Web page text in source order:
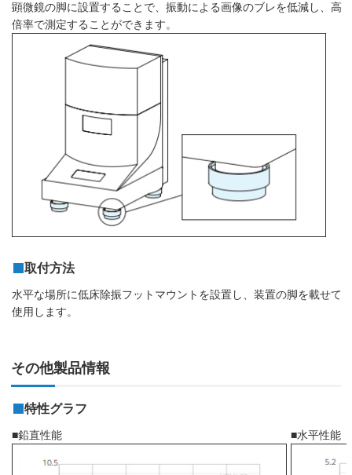
顕微鏡の脚に設置することで、振動による画像のブレを低減し、高
倍率で測定することができます。
取付方法
水平な場所に低床除振フットマウントを設置し、装置の脚を載せて
使用します。
その他製品情報
特性グラフ
■鉛直性能 ■水平性能